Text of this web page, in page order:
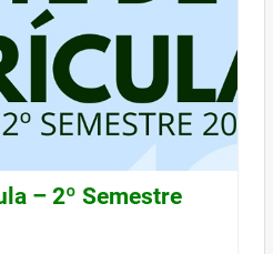
– 2º Semestre